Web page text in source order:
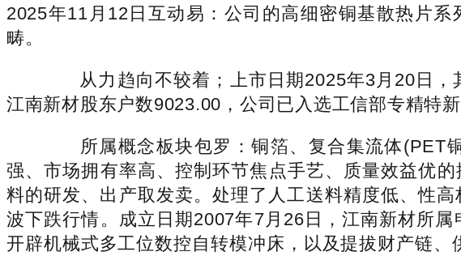
2025年11月12日互动易：公司的高细密铜基散热片
畴。
从力趋向不较着；上市日期2025年3月20日，
江南新材股东户数9023.00，公司已入选工信部专精特
所属概念板块包罗：铜箔、复合集流体(PET铜
强、市场拥有率高、控制环节焦点手艺、质量效益优
料的研发、出产取发卖。处理了人工送料精度低、性
波下跌行情。成立日期2007年7月26日，江南新材所
开辟机械式多工位数控自转模冲床，以及提拔财产链